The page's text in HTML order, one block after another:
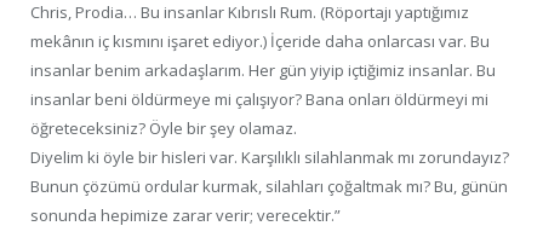
Chris, Prodia… Bu insanlar Kıbrıslı Rum. (Röportajı yaptığımız
mekânın iç kısmını işaret ediyor.) İçeride daha onlarcası var. Bu
insanlar benim arkadaşlarım. Her gün yiyip içtiğimiz insanlar. Bu
insanlar beni öldürmeye mi çalışıyor? Bana onları öldürmeyi mi
öğreteceksiniz? Öyle bir şey olamaz.
Diyelim ki öyle bir hisleri var. Karşılıklı silahlanmak mı zorundayız?
Bunun çözümü ordular kurmak, silahları çoğaltmak mı? Bu, günün
sonunda hepimize zarar verir; verecektir.”